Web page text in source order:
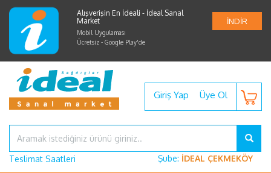
Alışverişin En İdeali - İdeal Sanal
Market
Mobil Uygulaması
Ücretsiz - Google Play'de
İNDİR
Giriş Yap Üye Ol
Teslimat Saatleri Şube: İDEAL ÇEKMEKÖY